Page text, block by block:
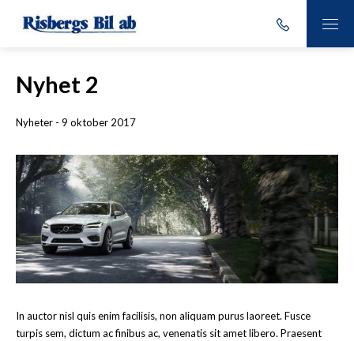
Nyhet 2
Nyheter - 9 oktober 2017
In auctor nisl quis enim facilisis, non aliquam purus laoreet. Fusce
turpis sem, dictum ac finibus ac, venenatis sit amet libero. Praesent